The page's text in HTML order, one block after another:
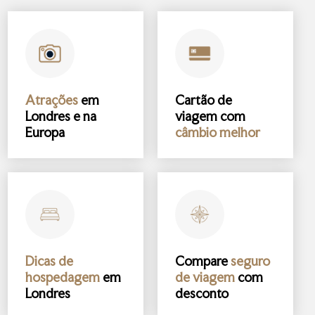
Atrações em
Londres e na
Europa
Cartão de
viagem com
câmbio melhor
Dicas de
hospedagem em
Londres
Compareseguro
de viagem com
desconto